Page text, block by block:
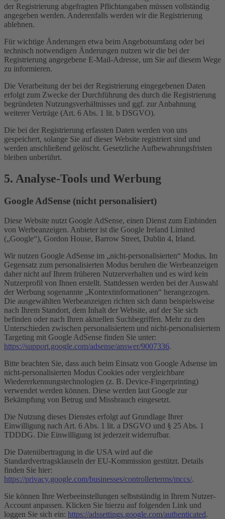
der Registrierung abgefragten Pflichtangaben müssen vollständig
angegeben werden. Anderenfalls werden wir die Registrierung
ablehnen.
Für wichtige Änderungen etwa beim Angebotsumfang oder bei
technisch notwendigen Änderungen nutzen wir die bei der
Registrierung angegebene E-Mail-Adresse, um Sie auf diesem Wege
zu informieren.
Die Verarbeitung der bei der Registrierung eingegebenen Daten
erfolgt zum Zwecke der Durchführung des durch die Registrierung
begründeten Nutzungsverhältnisses und ggf. zur Anbahnung
weiterer Verträge (Art. 6 Abs. 1 lit. b DSGVO).
Die bei der Registrierung erfassten Daten werden von uns
gespeichert, solange Sie auf dieser Website registriert sind und
werden anschließend gelöscht. Gesetzliche Aufbewahrungsfristen
bleiben unberührt.
5. Analyse-Tools und Werbung
Google AdSense (nicht personalisiert)
Diese Website nutzt Google AdSense, einen Dienst zum Einbinden
von Werbeanzeigen. Anbieter ist die Google Ireland Limited
(„Google“), Gordon House, Barrow Street, Dublin 4, Irland.
Wir nutzen Google AdSense im „nicht-personalisierten“ Modus. Im
Gegensatz zum personalisierten Modus beruhen die Werbeanzeigen
daher nicht auf Ihrem früheren Nutzerverhalten und es wird kein
Nutzerprofil von Ihnen erstellt. Stattdessen werden bei der Auswahl
der Werbung sogenannte „Kontextinformationen“ herangezogen.
Die ausgewählten Werbeanzeigen richten sich dann beispielsweise
nach Ihrem Standort, dem Inhalt der Website, auf der Sie sich
befinden oder nach Ihren aktuellen Suchbegriffen. Mehr zu den
Unterschieden zwischen personalisiertem und nicht-personalisiertem
Targeting mit Google AdSense finden Sie unter:
https://support.google.com/adsense/answer/9007336.
Bitte beachten Sie, dass auch beim Einsatz von Google Adsense im
nicht-personalisierten Modus Cookies oder vergleichbare
Wiedererkennungstechnologien (z. B. Device-Fingerprinting)
verwendet werden können. Diese werden laut Google zur
Bekämpfung von Betrug und Missbrauch eingesetzt.
Die Nutzung dieses Dienstes erfolgt auf Grundlage Ihrer
Einwilligung nach Art. 6 Abs. 1 lit. a DSGVO und § 25 Abs. 1
TDDDG. Die Einwilligung ist jederzeit widerrufbar.
Die Datenübertragung in die USA wird auf die
Standardvertragsklauseln der EU-Kommission gestützt. Details
finden Sie hier:
https://privacy.google.com/businesses/controllerterms/mccs/.
Sie können Ihre Werbeeinstellungen selbstständig in Ihrem Nutzer-
Account anpassen. Klicken Sie hierzu auf folgenden Link und
loggen Sie sich ein: https://adssettings.google.com/authenticated.